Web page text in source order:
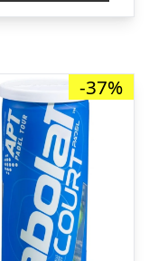
kr. 249,00.kr.
-37%